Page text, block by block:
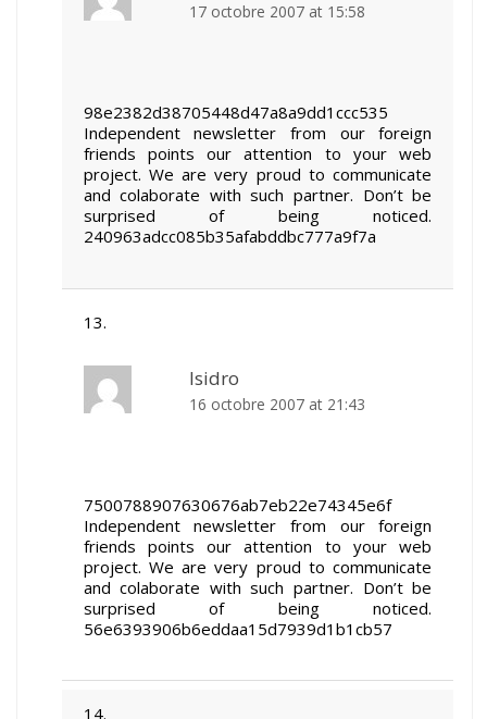
17 octobre 2007 at 15:58
98e2382d38705448d47a8a9dd1ccc535
Independent newsletter from our foreign
friends points our attention to your web
project. We are very proud to communicate
and colaborate with such partner. Don’t be
surprised of being noticed.
240963adcc085b35afabddbc777a9f7a
Isidro
16 octobre 2007 at 21:43
7500788907630676ab7eb22e74345e6f
Independent newsletter from our foreign
friends points our attention to your web
project. We are very proud to communicate
and colaborate with such partner. Don’t be
surprised of being noticed.
56e6393906b6eddaa15d7939d1b1cb57